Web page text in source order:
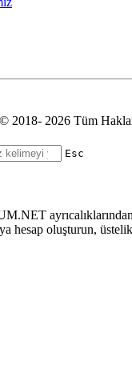
2018- 2026 Tüm
Esc
hesap oluşturun,